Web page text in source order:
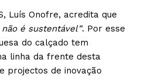
Luís Onofre, acredita que
é sustentável”. Por esse
do calçado tem
linha da frente desta
projectos de inovação